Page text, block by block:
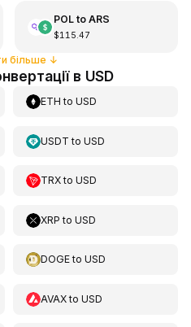
POLto ARS
$115.47
більше ↓
в USD
ETH toUSD
USDT toUSD
TRXtoUSD
XRP toUSD
DOGEtoUSD
AVAXtoUSD